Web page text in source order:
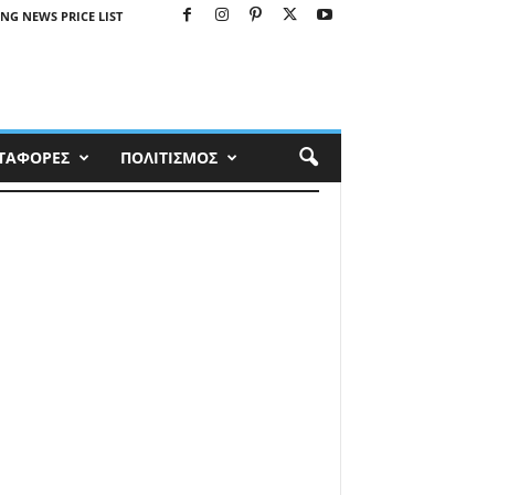
NEWS PRICE LIST
ΠΟΛΙΤΙΣΜΟΣ